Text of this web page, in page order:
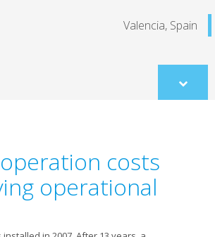
operation costs
staying operational